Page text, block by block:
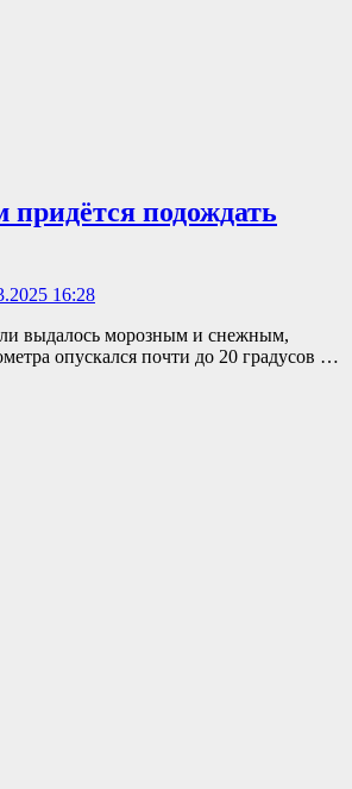
подождать
16:28
выдалось морозным и снежным,
опускался почти до 20 градусов …